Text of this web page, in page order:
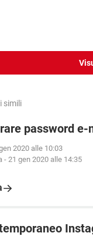
simili
password
2020 alle 10:03
- 21 gen 2020 alle 14:35